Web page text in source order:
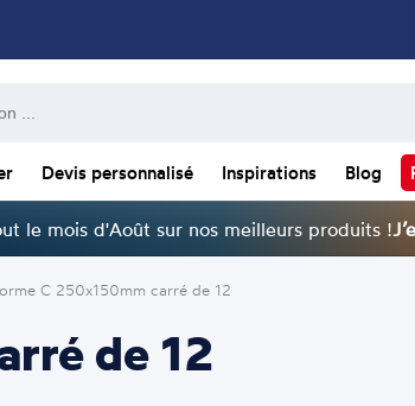
Devis personnalisé Inspirations Blog
le mois d'Août sur nos meilleurs produits !
C 250x150mm carré de 12
de 12